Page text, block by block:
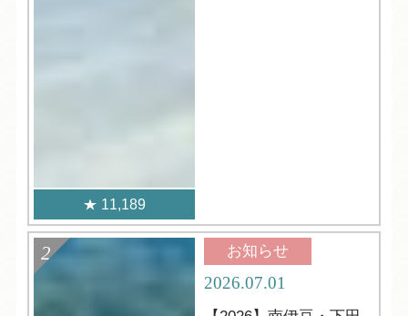
11,189
お知らせ
2026.07.01